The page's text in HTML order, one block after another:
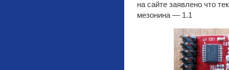
на сайте заявлено что
мезонина — 1.1